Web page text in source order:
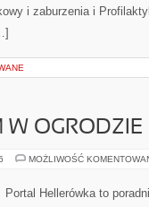
i zaburzenia i
W OGRODZIE
MOŻLIWOŚĆ
Portal Hellerówka to